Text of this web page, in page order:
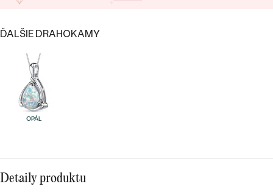
Najpredávanejšie
svadobné
obrúčky
DRAHOKAM
PODĽA MATERIÁLU
ZLATO
PLATINA
S LAB GROWN DIAMANTMI
S PERLAMI
PODĽA ŠTÝLU
SYMBOLICKÉ
LUXUSNÉ
LUXUSNÉ
ĎALŠIE DRAHOKAMY
OPÁL
Detaily produktu